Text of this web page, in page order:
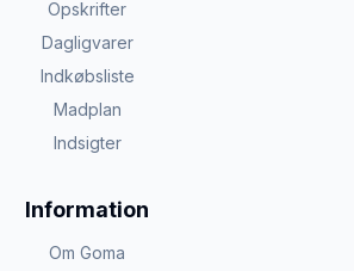
Opskrifter
Dagligvarer
Indkøbsliste
Madplan
Indsigter
Information
Om Goma